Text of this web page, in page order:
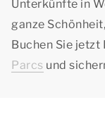
Unterkünfte in
ganze
Buchen Sie jetzt
Parcs und